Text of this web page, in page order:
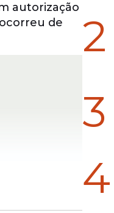
autorização
de
2
3
4